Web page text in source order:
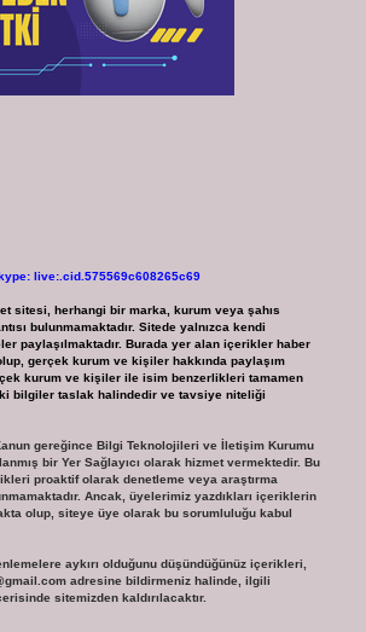
live:.cid.575569c608265c69
sitesi, herhangi bir marka, kurum veya şahıs
bulunmamaktadır. Sitede yalnızca kendi
paylaşılmaktadır. Burada yer alan içerikler haber
gerçek kurum ve kişiler hakkında paylaşım
kurum ve kişiler ile isim benzerlikleri tamamen
bilgiler taslak halindedir ve tavsiye niteliği
gereğince Bilgi Teknolojileri ve İletişim Kurumu
bir Yer Sağlayıcı olarak hizmet vermektedir. Bu
proaktif olarak denetleme veya araştırma
Ancak, üyelerimiz yazdıkları içeriklerin
olup, siteye üye olarak bu sorumluluğu kabul
aykırı olduğunu düşündüğünüz içerikleri,
adresine bildirmeniz halinde, ilgili
sitemizden kaldırılacaktır.